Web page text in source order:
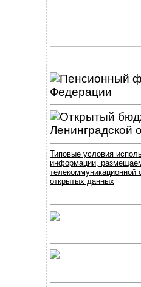
Типовые условия
информации,
открытых данных